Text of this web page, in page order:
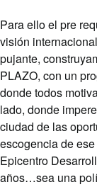
Para ello el pre
visión
pujante,
PLAZO, con un
donde todos
lado, donde
ciudad de las
escogencia de
Epicentro
años…sea una